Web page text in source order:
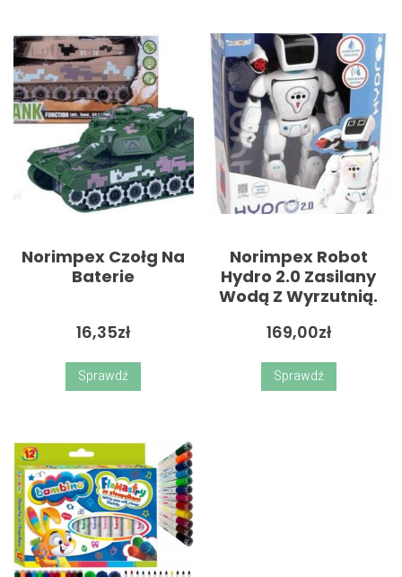
Norimpex Czołg Na
Baterie
16,35zł
Sprawdź
Norimpex Robot
Hydro 2.0 Zasilany
Wodą Z Wyrzutnią.
169,00zł
Sprawdź